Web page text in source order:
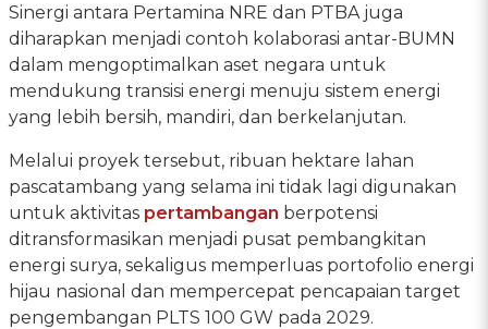
Sinergi antara Pertamina NRE dan PTBA juga
diharapkan menjadi contoh kolaborasi antar-BUMN
dalam mengoptimalkan aset negara untuk
mendukung transisi energi menuju sistem energi
yang lebih bersih, mandiri, dan berkelanjutan.
Melalui proyek tersebut, ribuan hektare lahan
pascatambang yang selama ini tidak lagi digunakan
untuk aktivitas pertambangan berpotensi
ditransformasikan menjadi pusat pembangkitan
energi surya, sekaligus memperluas portofolio energi
hijau nasional dan mempercepat pencapaian target
pengembangan PLTS 100 GW pada 2029.